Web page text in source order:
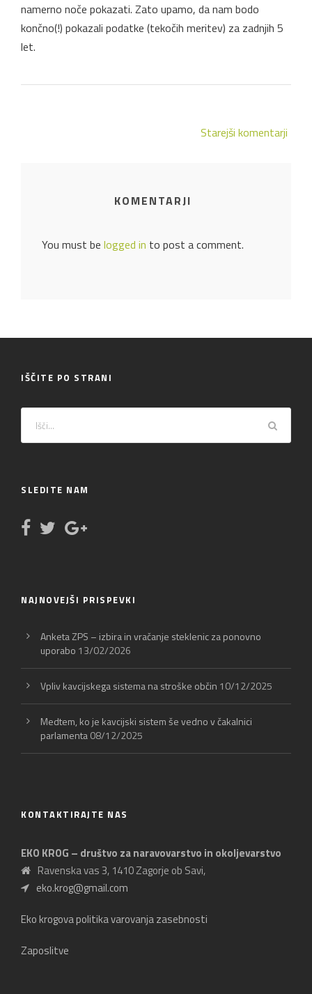
namerno noče pokazati. Zato upamo, da nam bodo
končno(!) pokazali podatke (tekočih meritev) za zadnjih 5
let.
Starejši komentarji
KOMENTARJI
You must be logged in to post a comment.
IŠČITE PO STRANI
SLEDITE NAM
NAJNOVEJŠI PRISPEVKI
Anketa ZPS – izbira in vračanje steklenic za ponovno
uporabo 13/02/2026
Vpliv kavcijskega sistema na stroške občin 10/12/2025
Medtem, ko je kavcijski sistem še vedno v čakalnici
parlamenta08/12/2025
KONTAKTIRAJTE NAS
EKO KROG – društvo za naravovarstvo in okoljevarstvo
Ravenska vas 3, 1410 Zagorje ob Savi,
eko.krog@gmail.com
Eko krogova politika varovanja zasebnosti
Zaposlitve